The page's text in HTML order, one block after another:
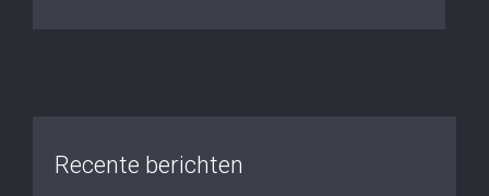
Recente berichten